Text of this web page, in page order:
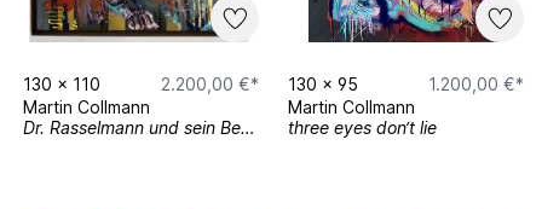
130 x 110
2.200,00 €*
Martin Collmann
Dr. Rasselmann und sein Begleiter
130 x 95
1.200,00 €*
Martin Collmann
three eyes don‘t lie